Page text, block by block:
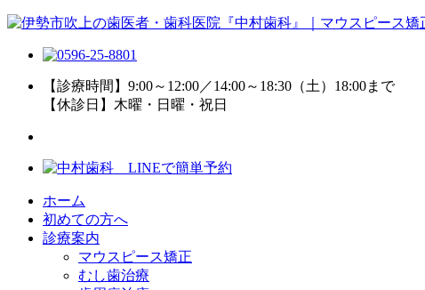
【診療時間】9:00～12:00／14:00～18:30（土）18:00まで
【休診日】木曜・日曜・祝日
ホーム
初めての方へ
診療案内
マウスピース矯正
むし歯治療